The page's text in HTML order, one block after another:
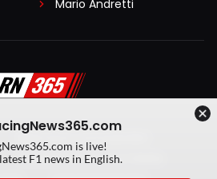
Mario Andretti
Algemene voorwaarden
Created by On Your Marks
is live!
F1 news in English.